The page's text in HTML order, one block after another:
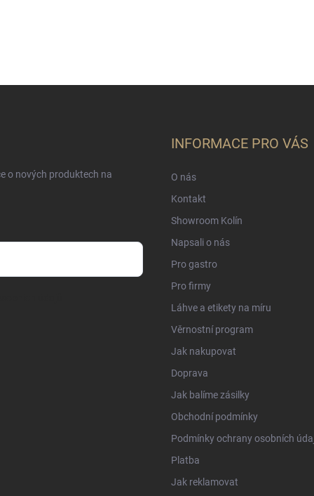
o nových produktech na
INFORMACE PRO VÁS
O nás
Kontakt
Showroom Kolín
Napsali o nás
Pro gastro
Pro firmy
Láhve a etikety na míru
Věrnostní program
Jak nakupovat
Doprava
Jak balíme zásilky
Obchodní podmínky
Podmínky ochrany osobních
Platba
Jak reklamovat